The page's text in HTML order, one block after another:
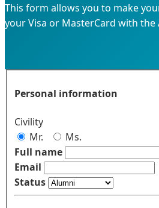
This form allows you to make
your Visa or MasterCard with the
Personal information
Civility
Mr.
Ms.
Full name
Email
Status